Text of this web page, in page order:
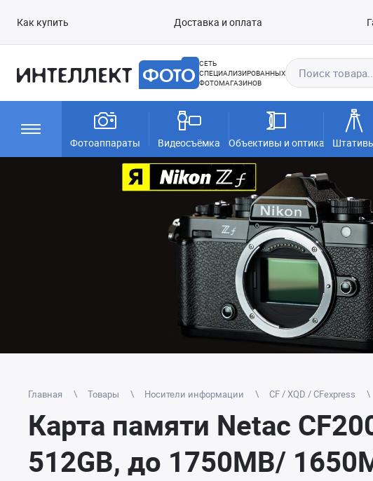
Как купить Доставка и оплата
СЕТЬ
СПЕЦИАЛИЗИРОВАННЫХ
ФОТОМАГАЗИНОВ
Фотоаппараты Видеосъёмка Объективы и оптика
Главная Товары Носители информации CF / XQD / CFexpress
Карта памяти Netac
512GB, до 1750MB/